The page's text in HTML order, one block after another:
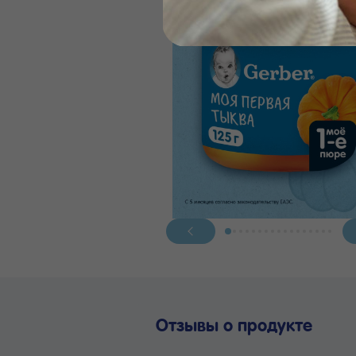
Отзывы о продукте